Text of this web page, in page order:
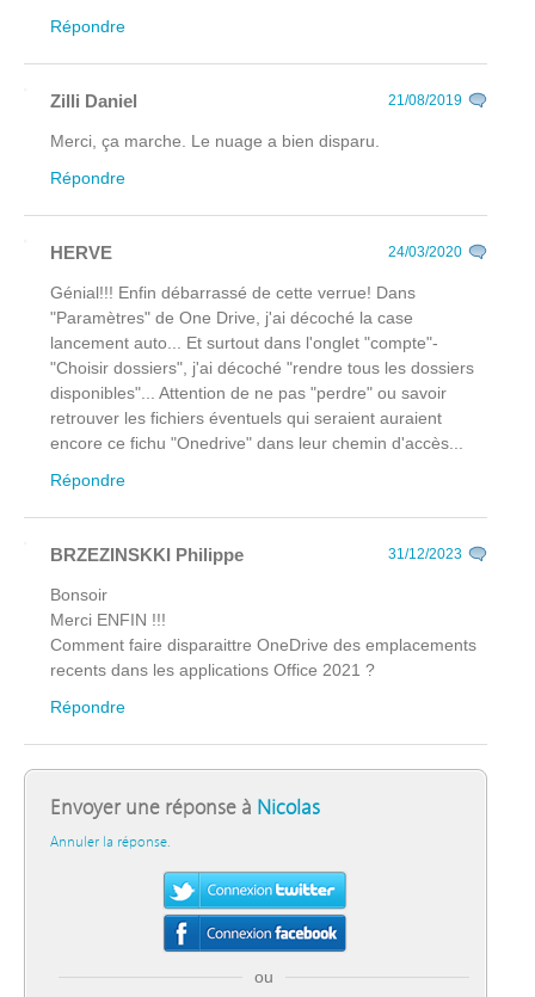
Répondre
Zilli Daniel 21/08/2019
Merci, ça marche. Le nuage a bien disparu.
Répondre
HERVE 24/03/2020
Génial!!! Enfin débarrassé de cette verrue! Dans
"Paramètres" de One Drive, j'ai décoché la case
lancement auto... Et surtout dans l'onglet "compte"-
"Choisir dossiers", j'ai décoché "rendre tous les dossiers
disponibles"... Attention de ne pas "perdre" ou savoir
retrouver les fichiers éventuels qui seraient auraient
encore ce fichu "Onedrive" dans leur chemin d'accès...
Répondre
BRZEZINSKKI Philippe 31/12/2023
Bonsoir
Merci ENFIN !!!
Comment faire disparaittre OneDrive des emplacements
recents dans les applications Office 2021 ?
Répondre
Envoyer une réponse à Nicolas
Annuler la réponse.
ou